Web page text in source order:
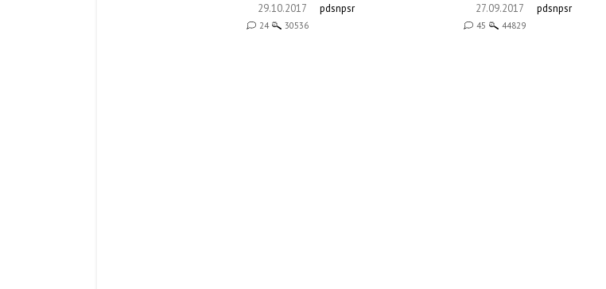
29.10.2017
24 30536
pdsnpsr
27.09.2017
45 44829
pdsnpsr